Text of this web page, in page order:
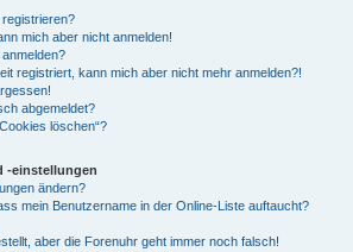
mich aber nicht anmelden!
registriert, kann mich aber nicht mehr anmelden?!
abgemeldet?
löschen“?
-einstellungen
ändern?
mein Benutzername in der Online-Liste auftaucht?
aber die Forenuhr geht immer noch falsch!